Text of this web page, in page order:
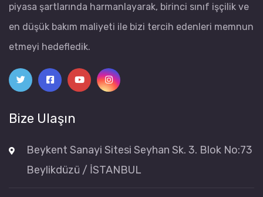
piyasa şartlarında harmanlayarak, birinci sınıf işçilik ve
en düşük bakım maliyeti ile bizi tercih edenleri memnun
etmeyi hedefledik.
Bize Ulaşın
Beykent Sanayi Sitesi Seyhan Sk. 3. Blok No:73
Beylikdüzü / İSTANBUL